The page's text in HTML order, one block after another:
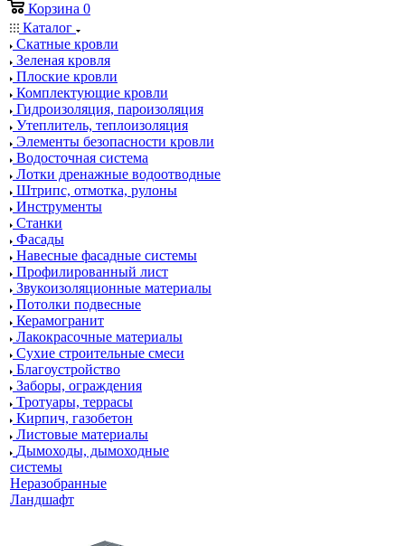
Корзина 0
Каталог
Скатные кровли
Зеленая кровля
Плоские кровли
Комплектующие кровли
Гидроизоляция, пароизоляция
Утеплитель, теплоизоляция
Элементы безопасности кровли
Водосточная система
Лотки дренажные водоотводные
Штрипс, отмотка, рулоны
Инструменты
Станки
Фасады
Навесные фасадные системы
Профилированный лист
Звукоизоляционные материалы
Потолки подвесные
Керамогранит
Лакокрасочные материалы
Сухие строительные смеси
Благоустройство
Заборы, ограждения
Тротуары, террасы
Кирпич, газобетон
Листовые материалы
Дымоходы, дымоходные
системы
Неразобранные
Ландшафт